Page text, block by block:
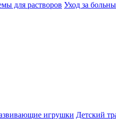
для растворов Уход за
игрушки Детский